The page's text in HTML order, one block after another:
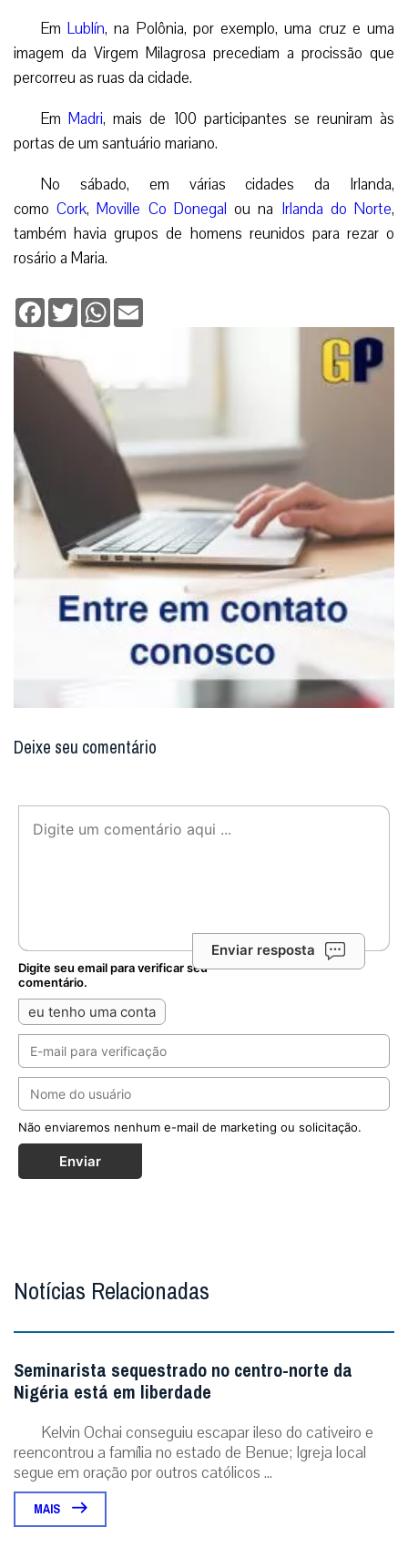
EmLublín, na Polônia, por exemplo, uma cruz e uma
imagem da Virgem Milagrosa precediam a procissão que
percorreu as ruas da cidade.
EmMadri, mais de 100 participantes se reuniram às
portas de um santuário mariano.
No sábado, em várias cidades da Irlanda,
comoCork,Moville Co Donegal ou na Irlanda do Norte,
também havia grupos de homens reunidos para rezar o
rosário a Maria.
Facebook
TwitterWhatsApp
Deixe seu comentário
Enviar resposta
Digite seu email para verificar seu
comentário.
eu tenho uma conta
Não enviaremos nenhum e-mail de marketing ou solicitação.
Enviar
Notícias Relacionadas
Seminarista sequestrado no centro-norte da
Nigéria está em liberdade
Kelvin Ochai conseguiu escapar ileso do cativeiro e
reencontrou a família no estado de Benue; Igreja local
segue em oração por outros católicos ...
MAIS